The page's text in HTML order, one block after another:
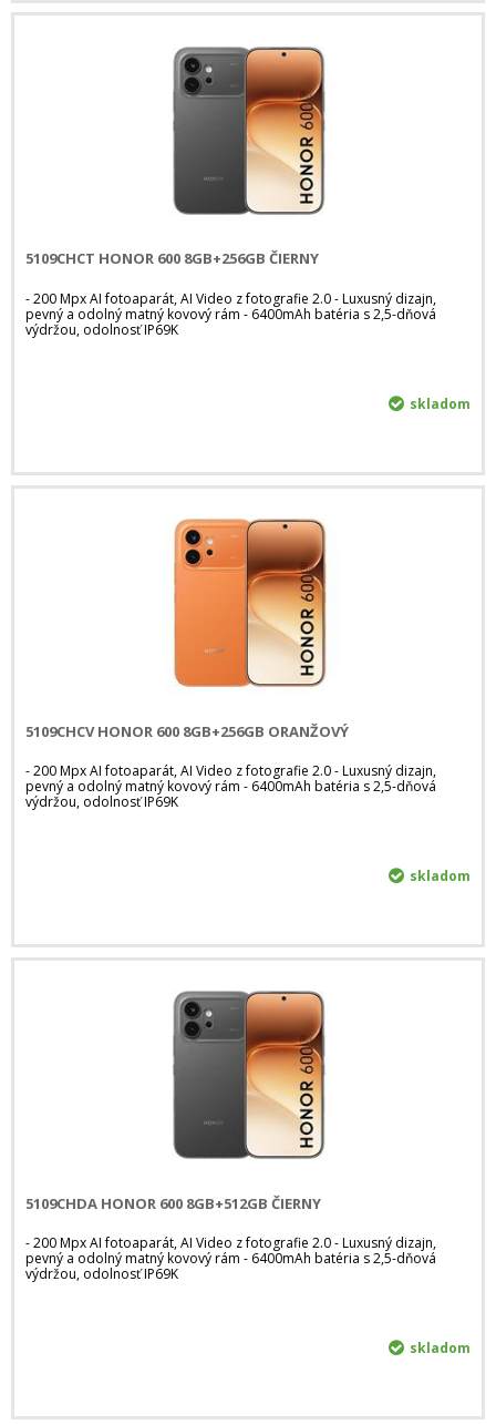
5109CHCT HONOR 600 8GB+256GB ČIERNY
- 200 Mpx AI fotoaparát, AI Video z fotografie 2.0 - Luxusný dizajn,
pevný a odolný matný kovový rám - 6400mAh batéria s 2,5-dňová
výdržou, odolnosť IP69K
skladom
5109CHCV HONOR 600 8GB+256GB ORANŽOVÝ
- 200 Mpx AI fotoaparát, AI Video z fotografie 2.0 - Luxusný dizajn,
pevný a odolný matný kovový rám - 6400mAh batéria s 2,5-dňová
výdržou, odolnosť IP69K
skladom
5109CHDA HONOR 600 8GB+512GB ČIERNY
- 200 Mpx AI fotoaparát, AI Video z fotografie 2.0 - Luxusný dizajn,
pevný a odolný matný kovový rám - 6400mAh batéria s 2,5-dňová
výdržou, odolnosť IP69K
skladom